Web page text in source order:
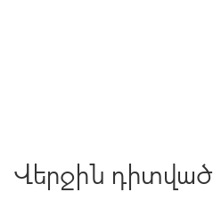
Վերջին դիտված